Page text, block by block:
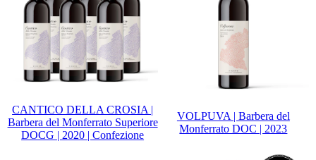
CANTICO DELLA CROSIA |
Barbera del Monferrato Superiore
DOCG | 2020 | Confezione
VOLPUVA | Barbera del
Monferrato DOC | 2023